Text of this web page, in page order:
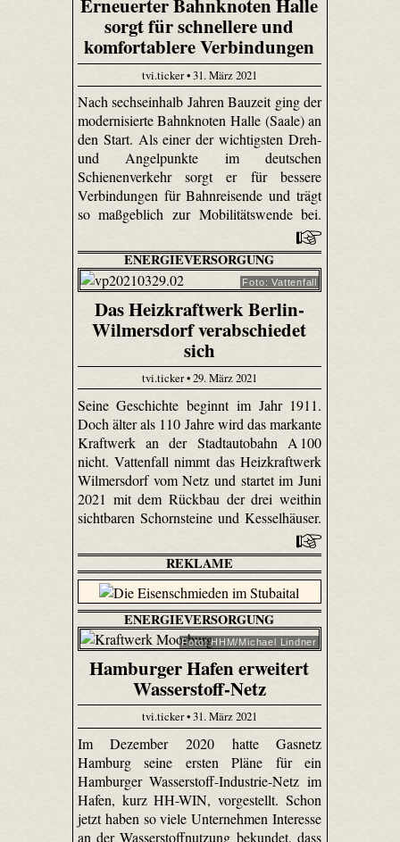
Erneuerter Bahnknoten Halle
sorgt für schnellere und
komfortablere Verbindungen
tvi.ticker • 31. März 2021
Nach sechseinhalb Jahren Bauzeit ging der
modernisierte Bahnknoten Halle (Saale) an
den Start. Als einer der wichtigsten Dreh-
und Angelpunkte im deutschen
Schienenverkehr sorgt er für bessere
Verbindungen für Bahnreisende und trägt
so maßgeblich zur Mobilitätswende bei.
ENERGIEVERSORGUNG
Foto: Vattenfall
Das Heizkraftwerk Berlin-
Wilmersdorf verabschiedet
sich
tvi.ticker • 29. März 2021
Seine Geschichte beginnt im Jahr 1911.
Doch älter als 110 Jahre wird das markante
Kraftwerk an der Stadtautobahn A 100
nicht. Vattenfall nimmt das Heizkraftwerk
Wilmersdorf vom Netz und startet im Juni
2021 mit dem Rückbau der drei weithin
sichtbaren Schornsteine und Kesselhäuser.
REKLAME
ENERGIEVERSORGUNG
Foto: HHM/Michael Lindner
Hamburger Hafen erweitert
Wasserstoff-Netz
tvi.ticker • 31. März 2021
Im Dezember 2020 hatte Gasnetz
Hamburg seine ersten Pläne für ein
Hamburger Wasserstoff-Industrie-Netz im
Hafen, kurz HH-WIN, vorgestellt. Schon
jetzt haben so viele Unternehmen Interesse
an der Wasserstoffnutzung bekundet, dass